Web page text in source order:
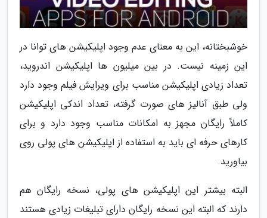
خوشبختانه، این به معنای عدم وجود اپلیکیشن های توانا در
این زمینه نیست. در بین میلیون ها اپلیکیشن اندروید،
تعداد زیادی اپلیکیشن مناسب برای ویرایش فیلم وجود دارد
ولی طبق آنالیز های صورت گرفته، تعداد اندکی اپلیکیشن
کاملاً رایگان مجهز به امکانات مناسب وجود دارد و برای
کارهای حرفه ای باید به استفاده از اپلیکیشن های پولی روی
بیاورید.
البته بیشتر این اپلیکیشن های پولی، نسخه رایگان هم
دارند که البته این نسخه رایگان دارای تبلیغات زیادی هستند